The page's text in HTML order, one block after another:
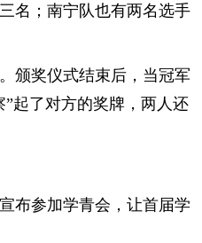
名；南宁队也有两名选手
颁奖仪式结束后，当冠军
起了对方的奖牌，两人还
布参加学青会，让首届学